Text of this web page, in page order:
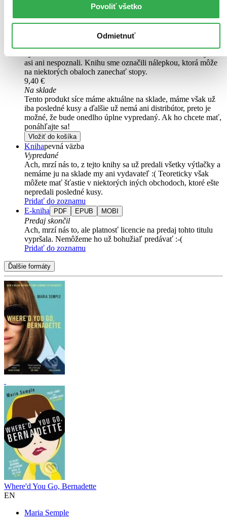
Povoliť všetko
Odmietnuť
Čítaná
asi ani nespoznali. Knihu sme označili nálepkou, ktorá môže
na niektorých obaloch zanechať stopy.
9,40 €
Na sklade
Tento produkt síce máme aktuálne na sklade, máme však už
iba posledné kusy a ďalšie už nemá ani distribútor, preto je
možné, že bude onedlho úplne vypredaný. Ak ho chcete mať,
ponáhľajte sa!
Vložiť do košíka
Knihapevná väzba
Vypredané
Ach, mrzí nás to, z tejto knihy sa už predali všetky výtlačky a
nemáme ju na sklade my ani vydavateľ :( Teoreticky však
môžete mať šťastie v niektorých iných obchodoch, ktoré ešte
nepredali posledné kusy.
Pridať do zoznamu
E-kniha
PDF EPUB MOBI
Predaj skončil
Ach, mrzí nás to, ale platnosť licencie na predaj tohto titulu
vypršala. Nemôžeme ho už bohužiaľ predávať :-(
Pridať do zoznamu
Ďalšie formáty
Where'd You Go, Bernadette
EN
Maria Semple